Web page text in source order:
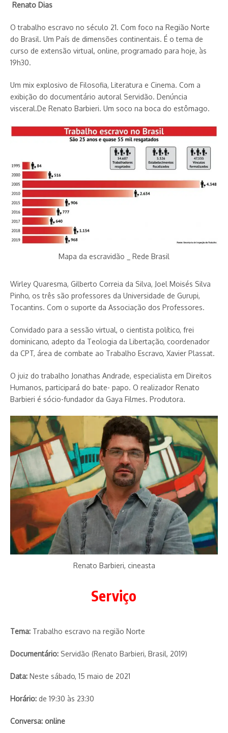
Renato Dias
O trabalho escravo no século 21. Com foco na Região Norte
do Brasil. Um País de dimensões continentais. É o tema de
curso de extensão virtual, online, programado para hoje, às
19h30.
Um mix explosivo de Filosofia, Literatura e Cinema. Com a
exibição do documentário autoral Servidão. Denúncia
visceral.De Renato Barbieri. Um soco na boca do estômago.
Mapa da escravidão _ Rede Brasil
Wirley Quaresma, Gilberto Correia da Silva, Joel Moisés Silva
Pinho, os três são professores da Universidade de Gurupi,
Tocantins. Com o suporte da Associação dos Professores.
Convidado para a sessão virtual, o cientista político, frei
dominicano, adepto da Teologia da Libertação, coordenador
da CPT, área de combate ao Trabalho Escravo, Xavier Plassat.
O juiz do trabalho Jonathas Andrade, especialista em Direitos
Humanos, participará do bate- papo. O realizador Renato
Barbieri é sócio-fundador da Gaya Filmes. Produtora.
Renato Barbieri, cineasta
Serviço
Tema: Trabalho escravo na região Norte
Documentário: Servidão (Renato Barbieri, Brasil, 2019)
Data: Neste sábado, 15 maio de 2021
Horário: de 19:30 às 23:30
Conversa: online